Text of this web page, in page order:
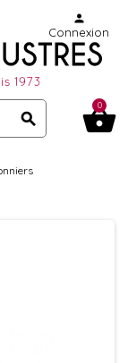
search
person
Connexion
shopping_basket
0